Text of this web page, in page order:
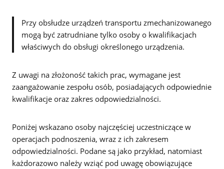
Przy obsłudze urządzeń transportu zmechanizowanego
mogą być zatrudniane tylko osoby o kwalifikacjach
właściwych do obsługi określonego urządzenia.
Z uwagi na złożoność takich prac, wymagane jest
zaangażowanie zespołu osób, posiadających odpowiednie
kwalifikacje oraz zakres odpowiedzialności.
Poniżej wskazano osoby najczęściej uczestniczące w
operacjach podnoszenia, wraz z ich zakresem
odpowiedzialności. Podane są jako przykład, natomiast
każdorazowo należy wziąć pod uwagę obowiązujące